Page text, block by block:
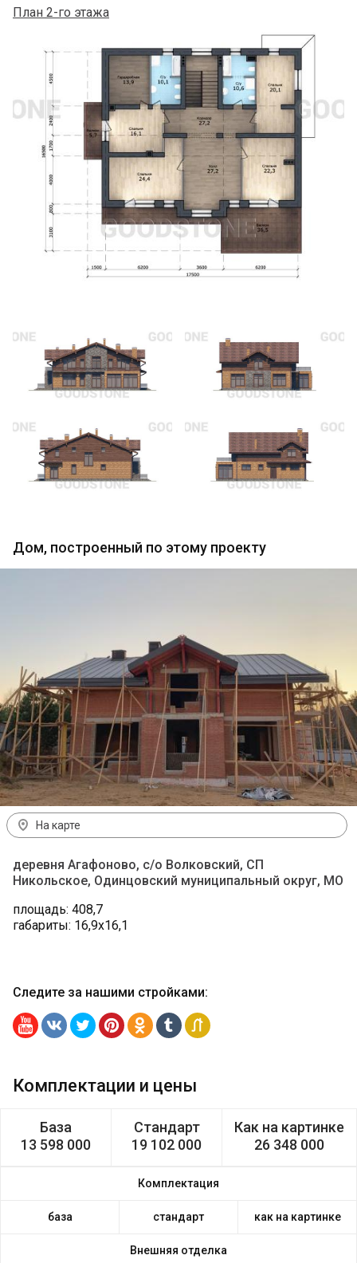
План 2-го этажа
Дом, построенный по этому проекту
На карте
деревня Агафоново, с/о Волковский, СП
Никольское, Одинцовский муниципальный округ, МО
площадь: 408,7
габариты: 16,9х16,1
Следите за нашими стройками:
Комплектации и цены
База
13 598 000
Стандарт
19 102 000
Как на картинке
26 348 000
Комплектация
база стандарт как на картинке
Внешняя отделка